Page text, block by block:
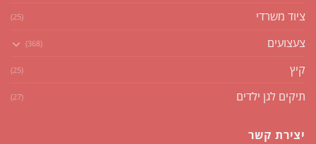
ציוד משרדי (25)
צעצועים (368)
קיץ (25)
תיקים לגן ילדים (27)
יצירת קשר